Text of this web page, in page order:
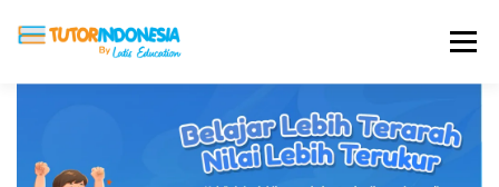
Menu
ABOUT US JADI PENGAJAR